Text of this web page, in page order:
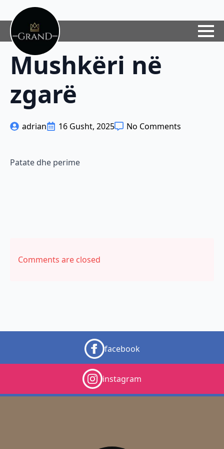
Mushkëri në
zgarë
adrian 16 Gusht, 2025 No Comments
Patate dhe perime
Comments are closed
facebook
instagram